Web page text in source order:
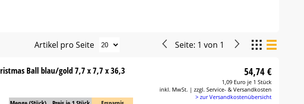
Artikel pro Seite Seite: 1 von 1
Ball blau/gold 7,7 x 7,7 x 36,3
54,74 €
1,09 Euro je 1 Stück
inkl. MwSt. | zzgl. Service- & Versandkosten
> zur Versandkostenübersicht